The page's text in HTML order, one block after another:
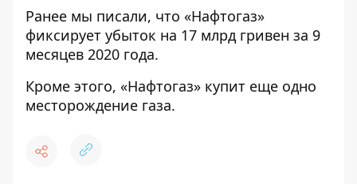
Ранее мы писали, что «Нафтогаз»
фиксирует убыток на 17 млрд гривен за 9
месяцев 2020 года.
Кроме этого, «Нафтогаз» купит еще одно
месторождение газа.